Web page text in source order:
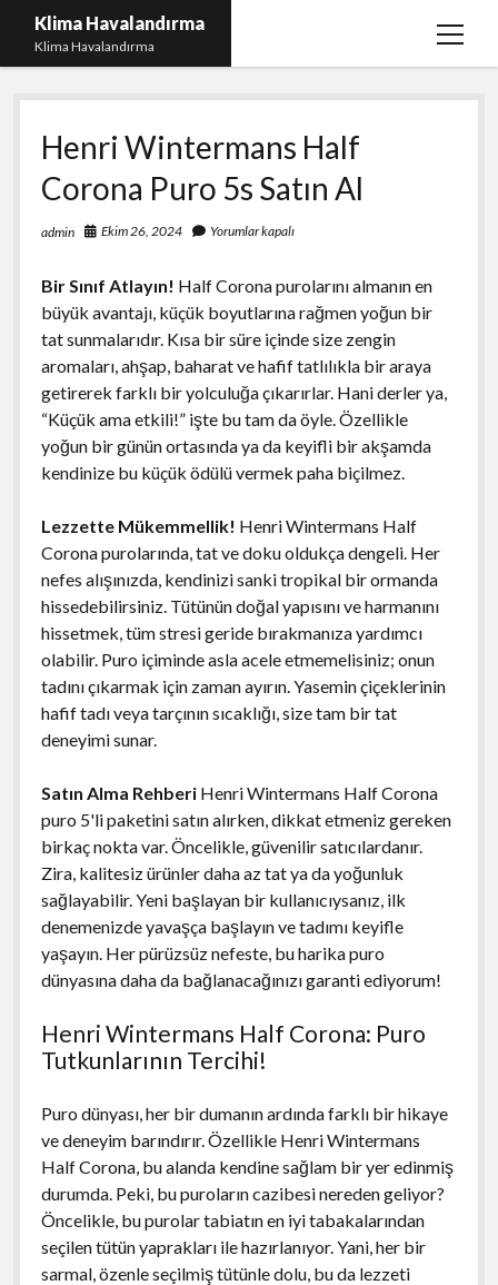
Klima Havalandırma
Klima Havalandırma
menüyü
Bedava Tiktok Takipçi Çoğaltma
Igtv Beğeni Gönderme Parasız
iPhone Instagram Gizli Hesap Görme Ücretsiz
Liste
Henri Wintermans Half
Corona Puro 5s Satın Al
admin Ekim 26, 2024 Yorumlar kapalı
Bir Sınıf Atlayın! Half Corona purolarını almanın en
büyük avantajı, küçük boyutlarına rağmen yoğun bir
tat sunmalarıdır. Kısa bir süre içinde size zengin
aromaları, ahşap, baharat ve hafif tatlılıkla bir araya
getirerek farklı bir yolculuğa çıkarırlar. Hani derler ya,
“Küçük ama etkili!” işte bu tam da öyle. Özellikle
yoğun bir günün ortasında ya da keyifli bir akşamda
kendinize bu küçük ödülü vermek paha biçilmez.
Lezzette Mükemmellik! Henri Wintermans Half
Corona purolarında, tat ve doku oldukça dengeli. Her
nefes alışınızda, kendinizi sanki tropikal bir ormanda
hissedebilirsiniz. Tütünün doğal yapısını ve harmanını
hissetmek, tüm stresi geride bırakmanıza yardımcı
olabilir. Puro içiminde asla acele etmemelisiniz; onun
tadını çıkarmak için zaman ayırın. Yasemin çiçeklerinin
hafif tadı veya tarçının sıcaklığı, size tam bir tat
deneyimi sunar.
Satın Alma RehberiHenri Wintermans Half Corona
puro 5'li paketini satın alırken, dikkat etmeniz gereken
birkaç nokta var. Öncelikle, güvenilir satıcılardanır.
Zira, kalitesiz ürünler daha az tat ya da yoğunluk
sağlayabilir. Yeni başlayan bir kullanıcıysanız, ilk
denemenizde yavaşça başlayın ve tadımı keyifle
yaşayın. Her pürüzsüz nefeste, bu harika puro
dünyasına daha da bağlanacağınızı garanti ediyorum!
Henri Wintermans Half Corona: Puro
Tutkunlarının Tercihi!
Puro dünyası, her bir dumanın ardında farklı bir hikaye
ve deneyim barındırır. Özellikle Henri Wintermans
Half Corona, bu alanda kendine sağlam bir yer edinmiş
durumda. Peki, bu puroların cazibesi nereden geliyor?
Öncelikle, bu purolar tabiatın en iyi tabakalarından
seçilen tütün yaprakları ile hazırlanıyor. Yani, her bir
sarmal, özenle seçilmiş tütünle dolu, bu da lezzeti